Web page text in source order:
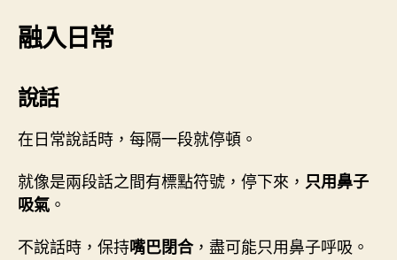
融入日常
說話
在日常說話時，每隔一段就停頓。
就像是兩段話之間有標點符號，停下來， 只用鼻子
吸氣 。
不說話時，保持嘴巴閉合，盡可能只用鼻子呼吸。